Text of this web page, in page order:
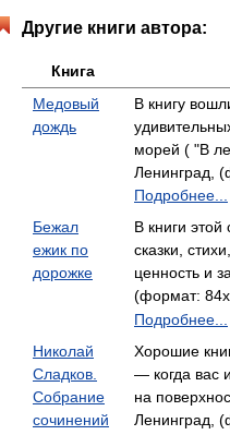
Другие книги автора:
Книга
Медовый
дождь
В книгу
морей ( "В
Ленинград,
Подробнее...
Бежал
ежик по
дорожке
В книги
сказки,
ценность и
(формат:
Подробнее...
Николай
Сладков.
Собрание
сочинений
Хорошие
— когда вас
на
Ленинград,